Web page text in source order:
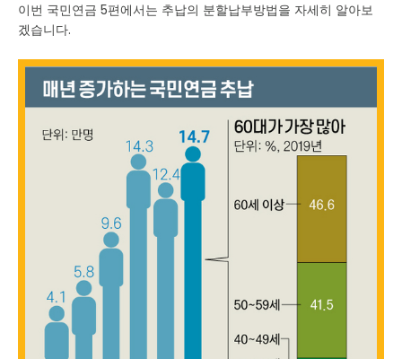
이번 국민연금 5편에서는 추납의 분할납부방법을 자세히 알아보
겠습니다.